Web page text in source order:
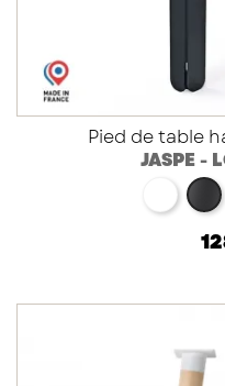
Pied de table
JASPE -
blanc